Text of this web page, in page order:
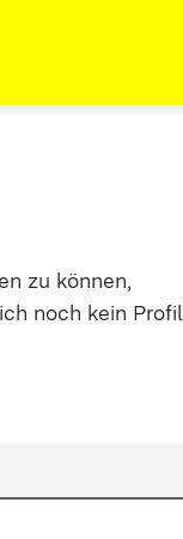
zu können,
noch kein Profil